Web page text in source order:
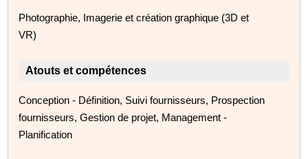
Photographie, Imagerie et création graphique (3D et
VR)
Atouts et compétences
Conception - Définition, Suivi fournisseurs, Prospection
fournisseurs, Gestion de projet, Management -
Planification